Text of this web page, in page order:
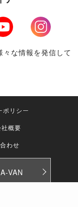
Instagram
な情報を発信して
ポリシー
社概要
わせ
VAN